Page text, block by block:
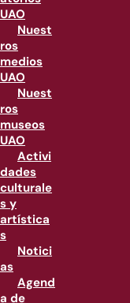
UAO
Nuest
ros
medios
UAO
Nuest
ros
museos
UAO
Activi
dades
culturale
s y
artística
s
Notici
as
Agend
a de